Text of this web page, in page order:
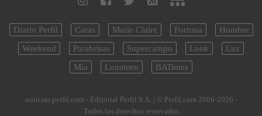
Diario Perfil Caras Marie Claire Fortuna
Hombre
Weekend
Parabrisas Supercampo Look
Luz
Mía
Lunateen BATimes
noticias.perfil.com - Editorial Perfil S.A. | © Perfil.com 2006-2026 -
Todos los derechos reservados